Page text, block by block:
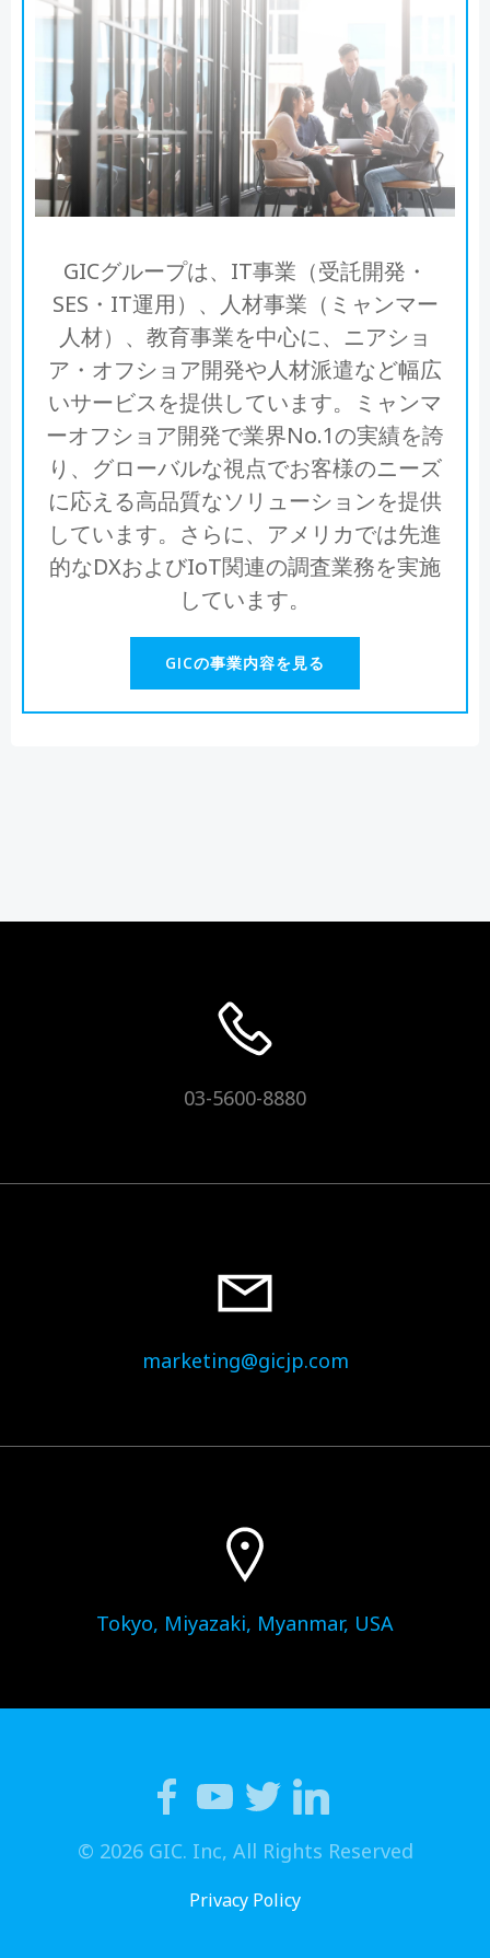
GICグループは、IT事業（受託開発・
SES・IT運用）、人材事業（ミャンマー
人材）、教育事業を中心に、ニアショ
ア・オフショア開発や人材派遣など幅広
いサービスを提供しています。ミャンマ
ーオフショア開発で業界No.1の実績を誇
り、グローバルな視点でお客様のニーズ
に応える高品質なソリューションを提供
しています。さらに、アメリカでは先進
的なDXおよびIoT関連の調査業務を実施
しています。
GICの事業内容を見る
03-5600-8880
marketing@gicjp.com
Tokyo, Miyazaki, Myanmar, USA
© 2026 GIC. Inc, All Rights Reserved
Privacy Policy